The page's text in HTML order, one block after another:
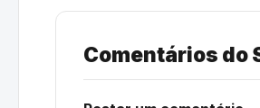
Comentários do